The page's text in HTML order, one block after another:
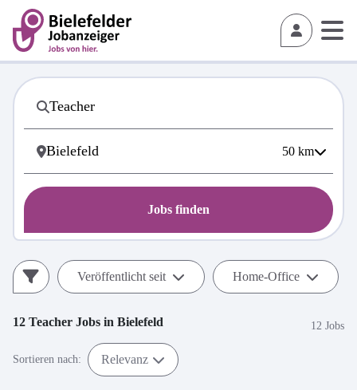
50 km
Jobs finden
Veröffentlicht seit Home-Office
12 Teacher Jobs in Bielefeld 12 Jobs
Sortieren nach: Relevanz